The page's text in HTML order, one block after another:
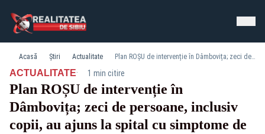
Acasă Știri Actualitate Plan ROȘU de intervenție în Dâmbovița; zeci de persoane, inclusiv copii, au ajuns la spital cu simptome de toxiinfecție alimentară
ACTUALITATE· 1 min citire
Plan ROȘU de intervenție în
Dâmbovița; zeci de persoane, inclusiv
copii, au ajuns la spital cu simptome de